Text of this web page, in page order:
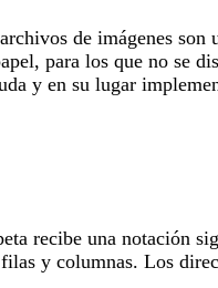
de imágenes
para los que no se
y en su lugar
recibe una notación
y columnas. Los